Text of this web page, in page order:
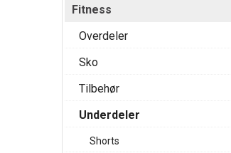
Fitness
Overdeler
Sko
Tilbehør
Underdeler
Shorts